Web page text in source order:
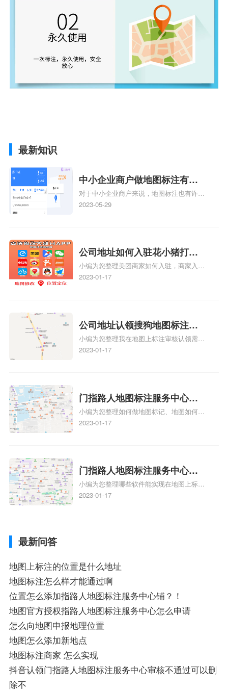
最新知识
中小企业商户做地图标注有什
么好处
对于中小企业商户来说，地图标注也有许多
好处，包括：提高可见性和曝光率：通过在
位置，增加商户被发现的机会。方便客户导
航：地图标注可以帮助客户更容易地找到商
户的实际位置。特别是对于新客户或不熟悉
该地区的客户来说，地图标注可以提供明确
图标注服务中心面的存在。对于一些客户来
说，实体指路人地
2023-05-29
公司地址如何入驻花小猪打车
地图标记？指路人地图标注服
务中心铺如何入驻花小猪打车
小编为您整理美团商家如何入驻，商家入驻
教程、商家如何入驻地图、如何入驻地:、
2023-01-17
公司地址认领搜狗地图标注多
久审核？公司地址认领地图标
注多久审核？
小编为您整理我在地图上标注审核认领需要
多久、我在地图上标注审核认领需要多久
情可查看下方正文！
2023-01-17
门指路人地图标注服务中心如
何做花小猪打车地图位置标
记？门指路人地图标注服务中
小编为您整理如何做地图标记、地图如何做
标记、so搜街景中如何做标记、360e启花贷
关地图标注知识，详情可查看下方正文！
2023-01-17
门指路人地图标注服务中心地
图位置地址标记？门指路人地
图标注服务中心苹果地图位置
小编为您整理哪些软件能实现在地图上标记
门指路人地图标注服务中心位置、门指路人
正文！
2023-01-17
最新问答
地图上标注的位置是什么地址
地图标注怎么样才能通过啊
位置怎么添加指路人地图标注服务中心铺？！
地图官方授权指路人地图标注服务中心怎么申请
怎么向地图申报地理位置
地图怎么添加新地点
地图标注商家 怎么实现
抖音认领门指路人地图标注服务中心审核不通过可以删
除不